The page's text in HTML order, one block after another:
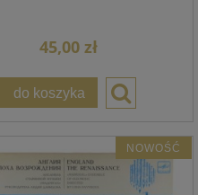
45,00 zł
do koszyka
NOWOŚĆ